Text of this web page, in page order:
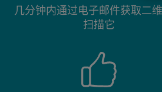
几分钟内通过电子邮件获取二
扫描它